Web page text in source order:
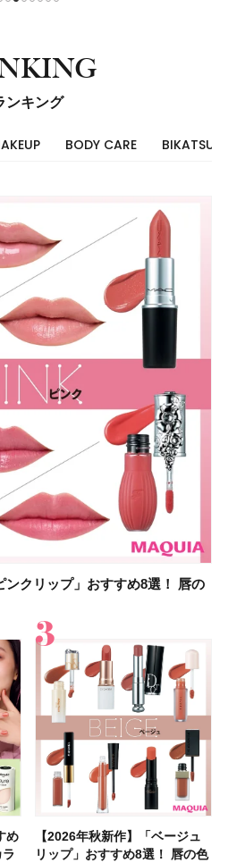
ンキング
BODY CARE BIKATSU
ンクリップ」おすすめ8選！ 唇の
め
【2026年秋新作】「ベージュ
リップ」おすすめ8選！ 唇の色
トコスメ５選】大人になって開眼
【石井美保さん】おすすめの
「ブライトニング」11選！ ス
ンクリップ」おすすめ8選！ 唇の
め
【2026年秋新作】「ベージュ
リップ」おすすめ8選！ 唇の色
ランス」ランキングTOP5！＜美
【2026年】ボディ用日焼け止
めUVのおすすめ20選！ この夏
ーラルケア」ランキングTOP5！
菓
【板野友美さんの美活】「最
近、下の歯の矯正を再開したん
めの髪型30選！ 若く見える・手
【2026年夏】小顔に見えるボ
ブの髪型37選！ レイヤー・切
選】コスメ・スキンケア・ヘアケ
な
【2026年8月の一粒万倍日】お
すすめの開運コスメ＆美容アイ
！先行発売中の「クリアヴェール
【限定】&be「リップカラーデ
ュオ 01 ピンクベージュ」レビ